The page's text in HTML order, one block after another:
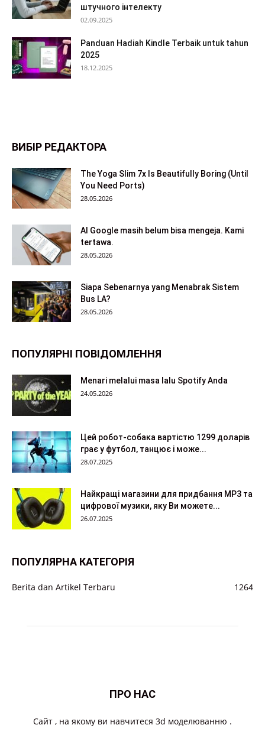
штучного інтелекту
02.09.2025
Panduan Hadiah Kindle Terbaik untuk tahun
2025
18.12.2025
ВИБІР РЕДАКТОРА
The Yoga Slim 7x Is Beautifully Boring (Until
You Need Ports)
28.05.2026
AI Google masih belum bisa mengeja. Kami
tertawa.
28.05.2026
Siapa Sebenarnya yang Menabrak Sistem
Bus LA?
28.05.2026
ПОПУЛЯРНІ ПОВІДОМЛЕННЯ
Menari melalui masa lalu Spotify Anda
24.05.2026
Цей робот-собака вартістю 1299 доларів
грає у футбол, танцює і може...
28.07.2025
Найкращі магазини для придбання MP3 та
цифрової музики, яку Ви можете...
26.07.2025
ПОПУЛЯРНА КАТЕГОРІЯ
Berita dan Artikel Terbaru 1264
ПРО НАС
Cайт , на якому ви навчитеся 3d моделюванню .